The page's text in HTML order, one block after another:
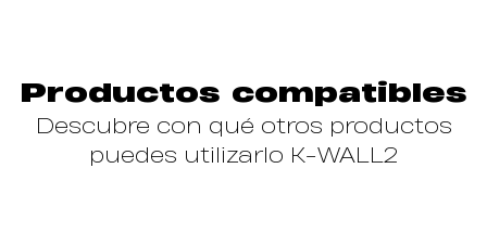
Productos compatibles
Descubre con qué otros productos
puedes utilizarlo K-WALL2